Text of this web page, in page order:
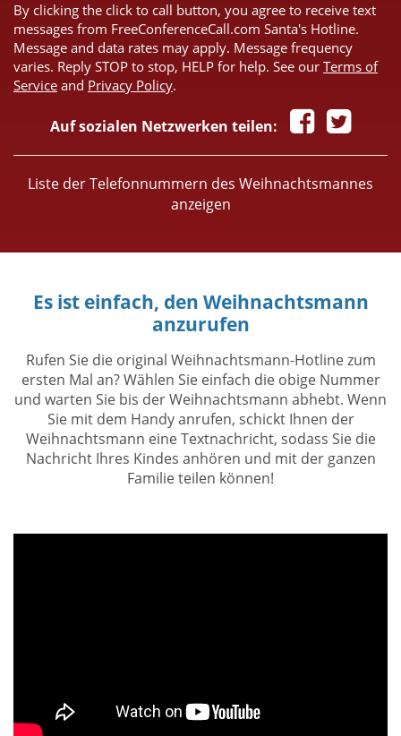
By clicking the click to call button, you agree to receive text
messages from FreeConferenceCall.com Santa's Hotline.
Message and data rates may apply. Message frequency
varies. Reply STOP to stop, HELP for help. See our Terms of
Service and Privacy Policy.
Auf sozialen Netzwerken teilen:
Liste der Telefonnummern des Weihnachtsmannes
anzeigen
Es ist einfach, den Weihnachtsmann
anzurufen
Rufen Sie die original Weihnachtsmann-Hotline zum
ersten Mal an? Wählen Sie einfach die obige Nummer
und warten Sie bis der Weihnachtsmann abhebt. Wenn
Sie mit dem Handy anrufen, schickt Ihnen der
Weihnachtsmann eine Textnachricht, sodass Sie die
Nachricht Ihres Kindes anhören und mit der ganzen
Familie teilen können!